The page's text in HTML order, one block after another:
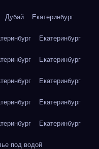
Дубай Екатеринбург
Екатеринбург
Екатеринбург
Екатеринбург
Екатеринбург
Екатеринбург
под водой